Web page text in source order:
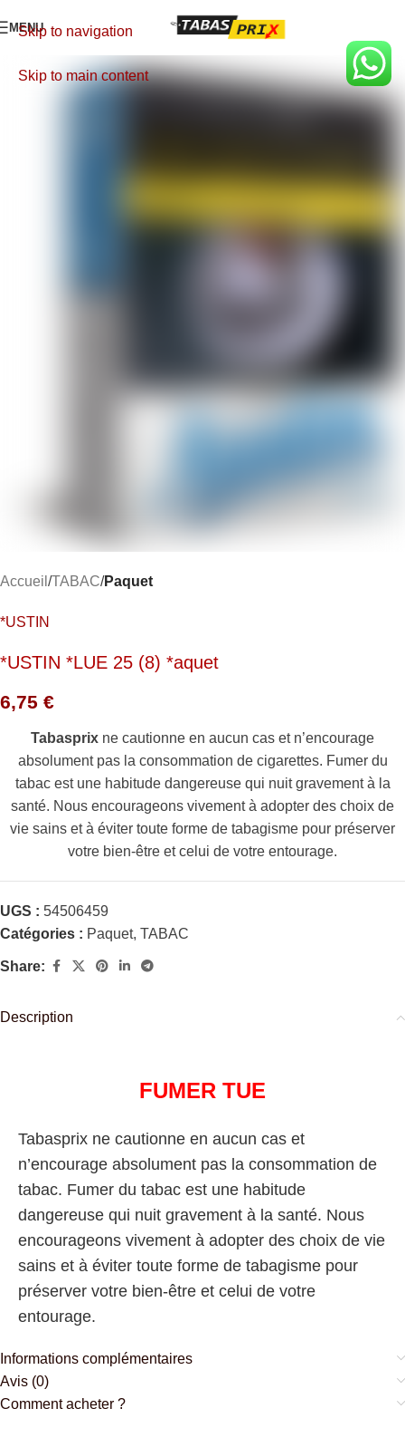
Skip to navigation
Skip to main content
MENU
Accueil TABAC Paquet
*USTIN
*USTIN *LUE 25 (8) *aquet
6,75 €
Tabasprix ne cautionne en aucun cas et n’encourage
absolument pas la consommation de cigarettes. Fumer du
tabac est une habitude dangereuse qui nuit gravement à la
santé. Nous encourageons vivement à adopter des choix de
vie sains et à éviter toute forme de tabagisme pour préserver
votre bien-être et celui de votre entourage.
UGS : 54506459
Catégories : Paquet, TABAC
Share:
Description
FUMER TUE
Tabasprix ne cautionne en aucun cas et
n’encourage absolument pas la consommation de
tabac. Fumer du tabac est une habitude
dangereuse qui nuit gravement à la santé. Nous
encourageons vivement à adopter des choix de vie
sains et à éviter toute forme de tabagisme pour
préserver votre bien-être et celui de votre
entourage.
Informations complémentaires
Avis (0)
Comment acheter ?